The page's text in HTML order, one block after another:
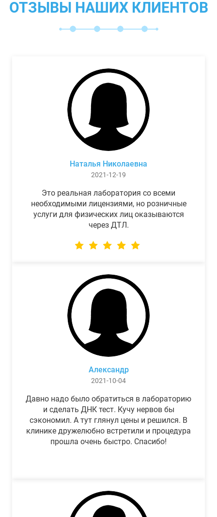
ОТЗЫВЫ НАШИХ КЛИЕНТОВ
Наталья Николаевна
2021-12-19
Это реальная лаборатория со всеми
необходимыми лицензиями, но розничные
услуги для физических лиц оказываются
через ДТЛ.
Александр
2021-10-04
Давно надо было обратиться в лабораторию
и сделать ДНК тест. Кучу нервов бы
сэкономил. А тут глянул цены и решился. В
клинике дружелюбно встретили и процедура
прошла очень быстро. Спасибо!